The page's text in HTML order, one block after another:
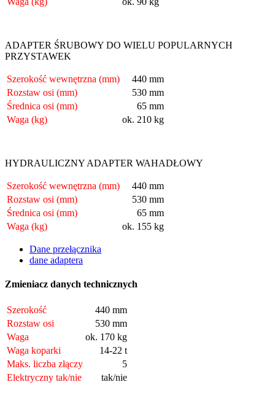
ADAPTER ŚRUBOWY DO WIELU POPULARNYCH
PRZYSTAWEK
Szerokość wewnętrzna (mm)
440 mm
Rozstaw osi (mm)
530 mm
Średnica osi (mm)
65 mm
Waga (kg)
ok. 210 kg
HYDRAULICZNY ADAPTER WAHADŁOWY
Szerokość wewnętrzna (mm)
440 mm
Rozstaw osi (mm)
530 mm
Średnica osi (mm)
65 mm
Waga (kg)
ok. 155 kg
Dane przełącznika
dane adaptera
Zmieniacz danych technicznych
Szerokość
440 mm
Rozstaw osi
530 mm
Waga
ok. 170 kg
Waga koparki
14-22 t
Maks. liczba złączy
5
Elektryczny tak/nie
tak/nie